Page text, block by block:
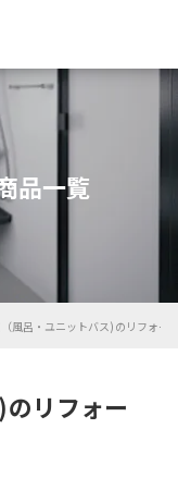
品一覧
風呂・ユニットバス)のリフォー
リフォー